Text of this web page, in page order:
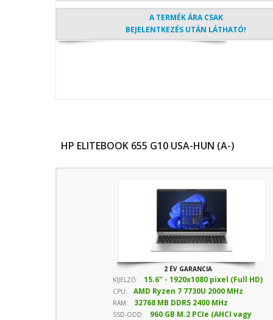
NVMe) SSD- Optika nélkül
A TERMÉK ÁRA CSAK
BEJELENTKEZÉS UTÁN LÁTHATÓ!
HP ELITEBOOK 655 G10 USA-HUN (A-)
2 ÉV GARANCIA
KIJELZŐ:
15.6" - 1920x1080 pixel (Full HD)
CPU:
AMD Ryzen 7 7730U 2000 MHz
sebesség
RAM: 32768 MB DDR5 2400 MHz
SSD-ODD:
960 GB M.2 PCIe (AHCI vagy